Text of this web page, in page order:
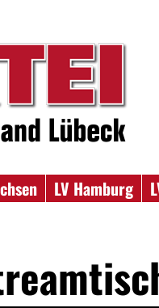
LV Hamburg